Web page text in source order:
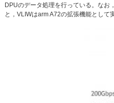
DPUのデータ処理を行っている。な
と，VLIWはarm A72の拡張機能として